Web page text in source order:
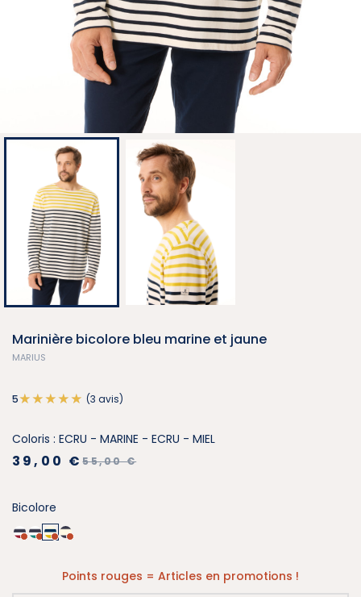
Marinière bicolore bleu marine et jaune
MARIUS
5 (3 avis)
Coloris : ECRU - MARINE - ECRU - MIEL
39,00 €55,00 €
Bicolore
Points rouges = Articles en promotions !